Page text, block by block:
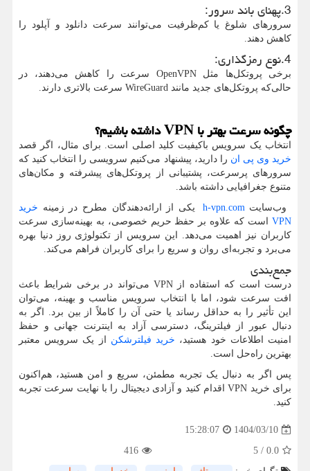
3.پهنای باند سرور :
سرورهای شلوغ یا کم‌ظرفیت می‌توانند سرعت دانلود و آپلود را
کاهش دهند.
4.نوع رمزگذاری :
برخی پروتکل‌ها مثل OpenVPN سرعت را کاهش می‌دهند، در
حالی‌که پروتکل‌های جدید مانند WireGuard سرعت بالاتری دارند.
چگونه سرعت بهتر باVPNداشته باشیم؟
انتخاب یک سرویس باکیفیت کلید اصلی است. برای مثال، اگر قصد
خرید وی پی ان را دارید، پیشنهاد می‌کنیم سرویسی را انتخاب کنید که
سرورهای پرسرعت، پشتیبانی از پروتکل‌های پیشرفته و مکان‌های
متنوع جغرافیایی داشته باشد.
وب‌سایت h-vpn.com یکی از ارائه‌دهندگان مطرح در زمینه خرید
VPN است که علاوه بر حفظ حریم خصوصی، به بهینه‌سازی سرعت
کاربران نیز اهمیت می‌دهد. این سرویس از تکنولوژی روز دنیا بهره
می‌برد و تجربه‌ای روان و سریع را برای کاربران فراهم می‌کند
جمع‌بندی
درست است که استفاده از VPN می‌تواند در برخی شرایط باعث
افت سرعت شود، اما با انتخاب سرویس مناسب و بهینه، می‌توان
این تأثیر را به حداقل رساند یا حتی آن را کاملاً از بین برد. اگر به
دنبال عبور از فیلترینگ، دسترسی آزاد به اینترنت جهانی و حفظ
امنیت اطلاعات خود هستید، خرید فیلترشکن از یک سرویس معتبر
بهترین راه‌حل است
پس اگر به دنبال یک تجربه مطمئن، سریع و امن هستید، هم‌اکنون
برای خرید VPN اقدام کنید و آزادی دیجیتال را با نهایت سرعت تجربه
کنید
1404/03/10
15:28:07
0.0
/
5
416